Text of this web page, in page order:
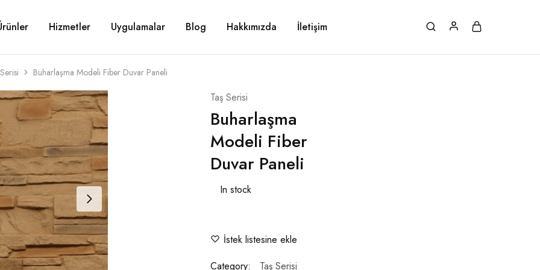
Hizmetler Uygulamalar Blog Hakkımızda İletişim
Buharlaşma Modeli Fiber Duvar Paneli
Taş Serisi
Buharlaşma
Modeli Fiber
Duvar Paneli
In stock
İstek listesine ekle
Category:
Taş Serisi